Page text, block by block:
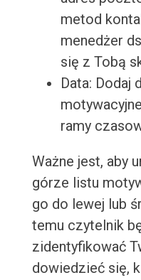
metod
menedżer
się z Tobą
Data: Dodaj
ramy
Ważne jest, aby
górze listu
go do lewej lub
temu czytelnik
zidentyfikować
dowiedzieć się,